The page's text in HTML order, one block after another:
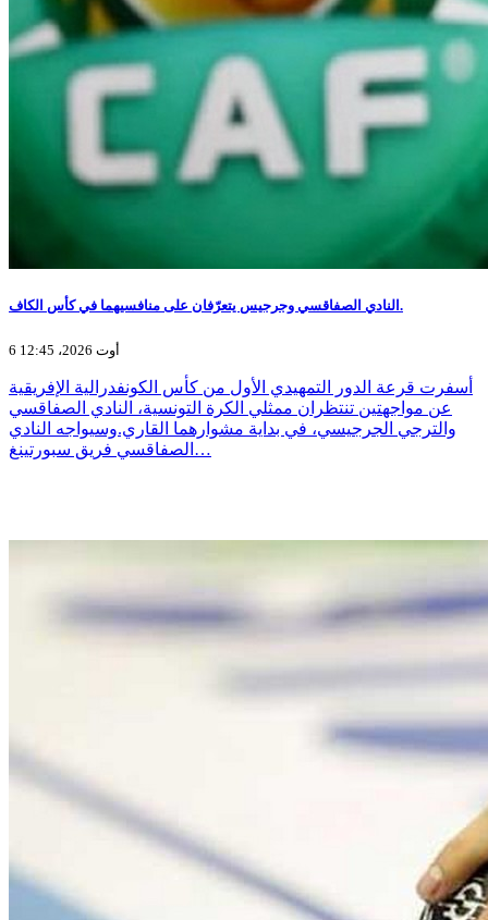
النادي الصفاقسي وجرجيس يتعرّفان على منافسيهما في كأس الكاف.
6 أوت 2026، 12:45
أسفرت قرعة الدور التمهيدي الأول من كأس الكونفدرالية الإفريقية
عن مواجهتين تنتظران ممثلي الكرة التونسية، النادي الصفاقسي
والترجي الجرجيسي، في بداية مشوارهما القاري.وسيواجه النادي
الصفاقسي فريق سبورتينغ…